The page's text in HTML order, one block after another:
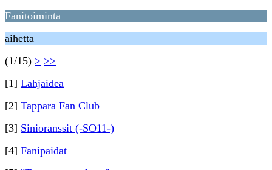
Fanitoiminta
aihetta
(1/15) > >>
[1] Lahjaidea
[2] Tappara Fan Club
[3] Sinioranssit (-SO11-)
[4] Fanipaidat